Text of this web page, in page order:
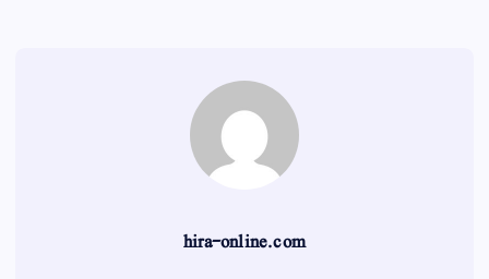
hira-online.com